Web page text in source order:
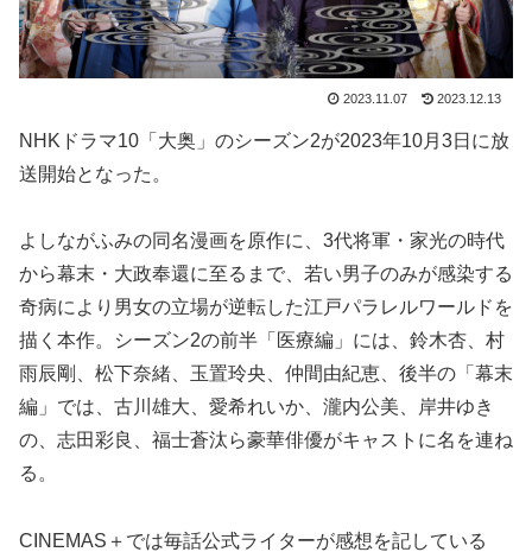
2023.11.07 2023.12.13
NHKドラマ10「大奥」のシーズン2が2023年10月3日に放
送開始となった。
よしながふみの同名漫画を原作に、3代将軍・家光の時代
から幕末・大政奉還に至るまで、若い男子のみが感染する
奇病により男女の立場が逆転した江戸パラレルワールドを
描く本作。シーズン2の前半「医療編」には、鈴木杏、村
雨辰剛、松下奈緒、玉置玲央、仲間由紀恵、後半の「幕末
編」では、古川雄大、愛希れいか、瀧内公美、岸井ゆき
の、志田彩良、福士蒼汰ら豪華俳優がキャストに名を連ね
る。
CINEMAS＋では毎話公式ライターが感想を記している